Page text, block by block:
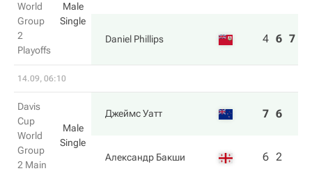
World
Group
2
Playoffs
Male
Single
Daniel Phillips 4 6 7
14.09, 06:10
Davis
Cup
World
Group
2 Main
Male
Single
Джеймс Уатт 7 6
Александр Бакши 6 2